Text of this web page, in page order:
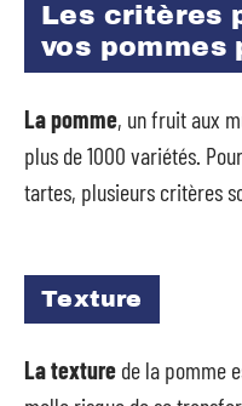
Les critères
vos
La pomme, un fruit aux
plus de 1000 variétés.
tartes, plusieurs critères
Texture
La texture de la pomme